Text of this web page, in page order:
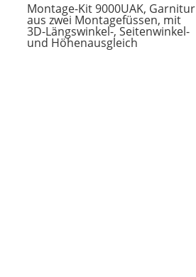
Montage-Kit 9000UAK, Garnitur
aus zwei Montagefüssen, mit
3D-Längswinkel-, Seitenwinkel-
und Höhenausgleich